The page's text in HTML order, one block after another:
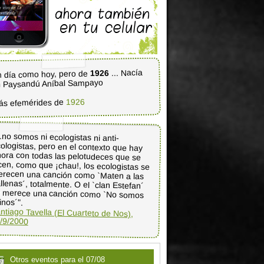
día como hoy, pero de 1926 ... Nacía
Paysandú Aníbal Sampayo
efemérides de 1926
somos ni ecologistas ni anti-
pero en el contexto que hay
con todas las pelotudeces que se
como que ¡chau!, los ecologistas se
una canción como `Maten a las
totalmente. O el `clan Estefan´
una canción como `No somos
Tavella (El Cuarteto de Nos),
9/2000
Otros eventos para el 07/08